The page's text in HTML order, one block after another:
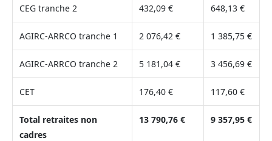
CEG tranche 2 432,09 € 648,13 €
AGIRC-ARRCO tranche 1 2 076,42 € 1 385,75 €
AGIRC-ARRCO tranche 2 5 181,04 € 3 456,69 €
CET 176,40 € 117,60 €
Total retraites non
cadres
13 790,76 € 9 357,95 €